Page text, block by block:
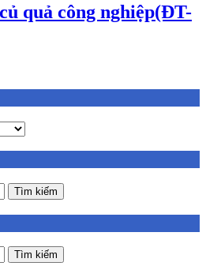
quả công nghiệp(ĐT-
Tìm kiếm
Tìm kiếm